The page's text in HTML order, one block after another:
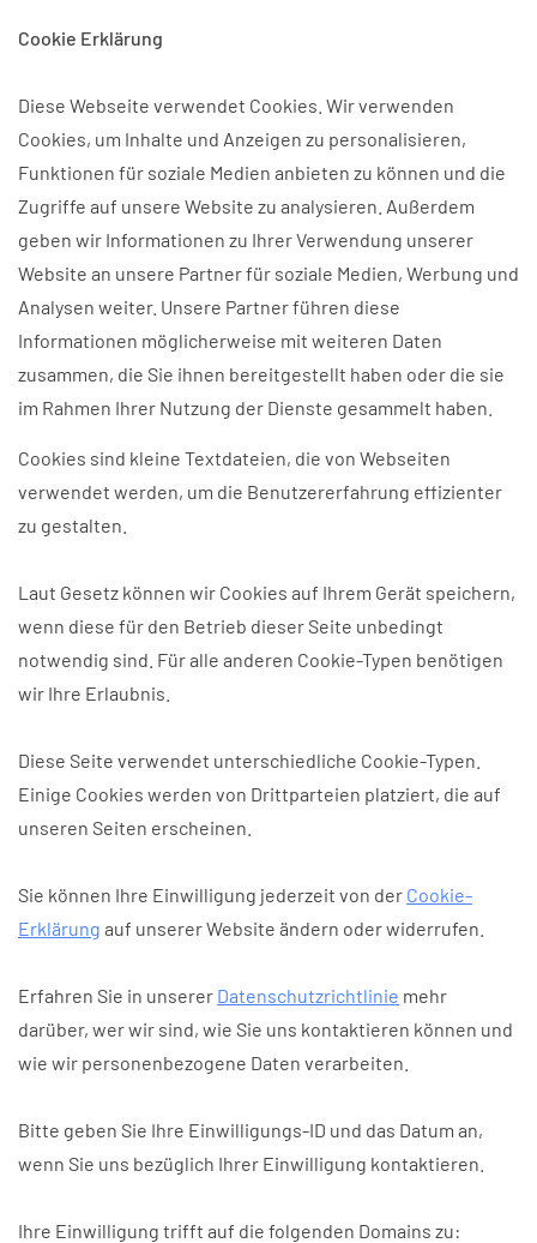
Cookie Erklärung
Diese Webseite verwendet Cookies. Wir verwenden
Cookies, um Inhalte und Anzeigen zu personalisieren,
Funktionen für soziale Medien anbieten zu können und die
Zugriffe auf unsere Website zu analysieren. Außerdem
geben wir Informationen zu Ihrer Verwendung unserer
Website an unsere Partner für soziale Medien, Werbung und
Analysen weiter. Unsere Partner führen diese
Informationen möglicherweise mit weiteren Daten
zusammen, die Sie ihnen bereitgestellt haben oder die sie
im Rahmen Ihrer Nutzung der Dienste gesammelt haben.
Cookies sind kleine Textdateien, die von Webseiten
verwendet werden, um die Benutzererfahrung effizienter
zu gestalten.
Laut Gesetz können wir Cookies auf Ihrem Gerät speichern,
wenn diese für den Betrieb dieser Seite unbedingt
notwendig sind. Für alle anderen Cookie-Typen benötigen
wir Ihre Erlaubnis.
Diese Seite verwendet unterschiedliche Cookie-Typen.
Einige Cookies werden von Drittparteien platziert, die auf
unseren Seiten erscheinen.
Sie können Ihre Einwilligung jederzeit von der Cookie-
Erklärung auf unserer Website ändern oder widerrufen.
Erfahren Sie in unserer Datenschutzrichtlinie mehr
darüber, wer wir sind, wie Sie uns kontaktieren können und
wie wir personenbezogene Daten verarbeiten.
Bitte geben Sie Ihre Einwilligungs-ID und das Datum an,
wenn Sie uns bezüglich Ihrer Einwilligung kontaktieren.
Ihre Einwilligung trifft auf die folgenden Domains zu: